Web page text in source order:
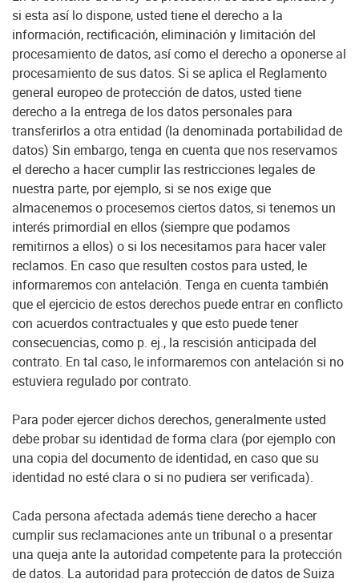
si esta así lo dispone, usted tiene el derecho a la
información, rectificación, eliminación y limitación del
procesamiento de datos, así como el derecho a oponerse al
procesamiento de sus datos. Si se aplica el Reglamento
general europeo de protección de datos, usted tiene
derecho a la entrega de los datos personales para
transferirlos a otra entidad (la denominada portabilidad de
datos) Sin embargo, tenga en cuenta que nos reservamos
el derecho a hacer cumplir las restricciones legales de
nuestra parte, por ejemplo, si se nos exige que
almacenemos o procesemos ciertos datos, si tenemos un
interés primordial en ellos (siempre que podamos
remitirnos a ellos) o si los necesitamos para hacer valer
reclamos. En caso que resulten costos para usted, le
informaremos con antelación. Tenga en cuenta también
que el ejercicio de estos derechos puede entrar en conflicto
con acuerdos contractuales y que esto puede tener
consecuencias, como p. ej., la rescisión anticipada del
contrato. En tal caso, le informaremos con antelación si no
estuviera regulado por contrato.
Para poder ejercer dichos derechos, generalmente usted
debe probar su identidad de forma clara (por ejemplo con
una copia del documento de identidad, en caso que su
identidad no esté clara o si no pudiera ser verificada).
Cada persona afectada además tiene derecho a hacer
cumplir sus reclamaciones ante un tribunal o a presentar
una queja ante la autoridad competente para la protección
de datos. La autoridad para protección de datos de Suiza